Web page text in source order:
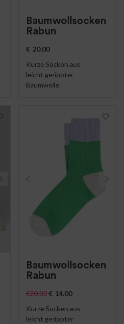
Baumwollsocken
Rabun
€ 20.00
Kurze Socken aus
leicht gerippter
Baumwolle
Baumwollsocken
Rabun
€20.00 € 14.00
Kurze Socken aus
leicht gerippter